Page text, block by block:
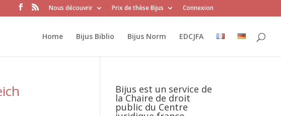
Nous découvrir Prix de thèse Bijus Connexion
Home Bijus Biblio Bijus Norm EDCJFA
Bijus est un service de
la Chaire de droit
public du Centre